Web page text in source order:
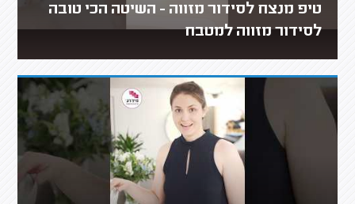
טיפ מנצח לסידור מזווה - השיטה הכי טובה
לסידור מזווה למטבח